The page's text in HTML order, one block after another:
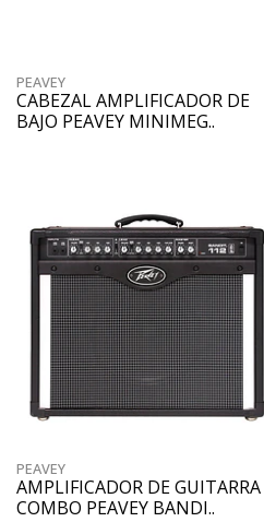
PEAVEY
CABEZAL AMPLIFICADOR DE
BAJO PEAVEY MINIMEG..
PEAVEY
AMPLIFICADOR DE GUITARRA
COMBO PEAVEY BANDI..